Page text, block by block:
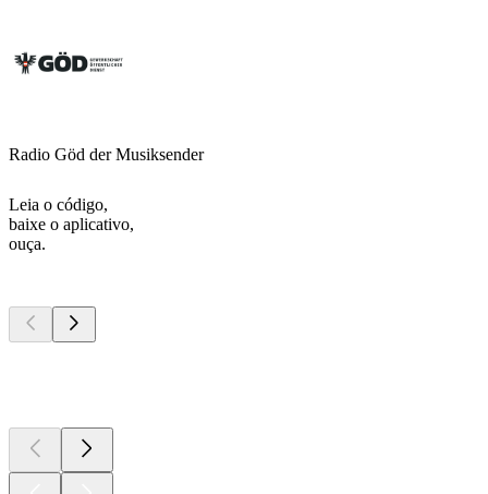
Radio Göd der Musiksender
Leia o código,
baixe o aplicativo,
ouça.